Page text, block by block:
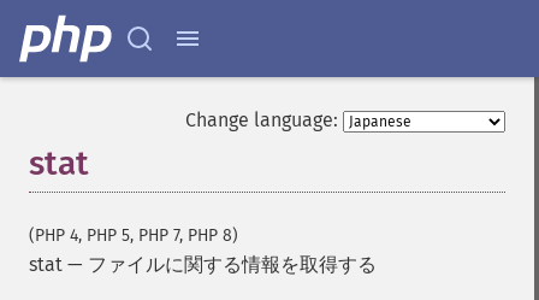
Change language:
stat
(PHP 4, PHP 5, PHP 7, PHP 8)
stat — ファイルに関する情報を取得する